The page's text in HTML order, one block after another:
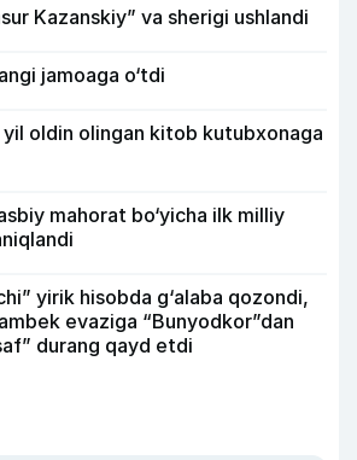
Kazanskiy” va sherigi ushlandi
jamoaga o‘tdi
oldin olingan kitob kutubxonaga
mahorat bo‘yicha ilk milliy
yirik hisobda g‘alaba qozondi,
evaziga “Bunyodkor”dan
durang qayd etdi